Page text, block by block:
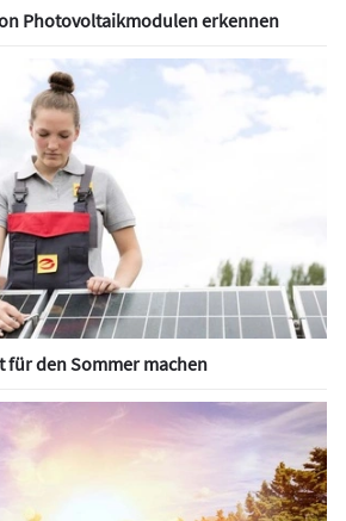
Photovoltaikmodulen erkennen
für den Sommer machen